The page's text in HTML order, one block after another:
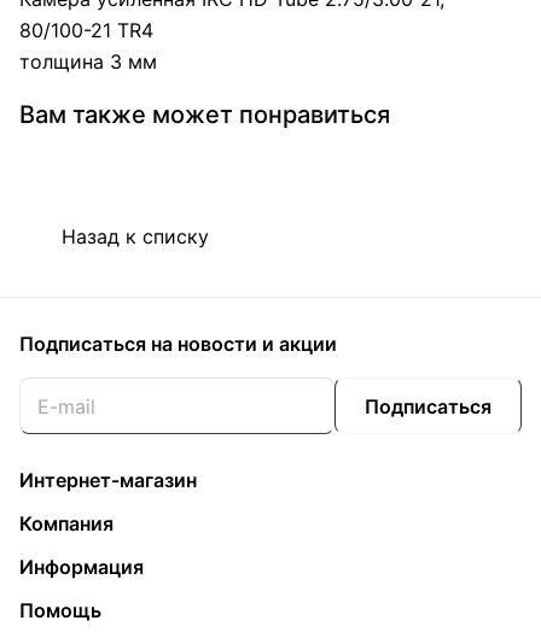
80/100-21 TR4
толщина 3 мм
Вам также может понравиться
Назад к списку
Подписаться на новости и акции
Подписаться
Интернет-магазин
Компания
Информация
Помощь